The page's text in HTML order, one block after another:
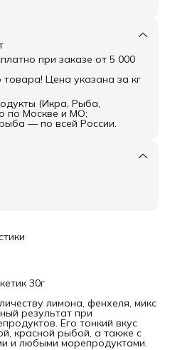
при заказе от 5 000
Цена указана за кг
(Икра, Рыба,
по Москве и МО;
— по всей России.
30г
лимона, фенхеля, микс
результат при
Его тонкий вкус
красной рыбой, а также с
и любыми морепродуктами.